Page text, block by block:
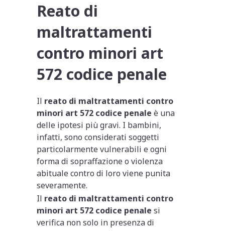
Reato di
maltrattamenti
contro minori art
572 codice penale
Il reato di maltrattamenti contro
minori art 572 codice penale è una
delle ipotesi più gravi. I bambini,
infatti, sono considerati soggetti
particolarmente vulnerabili e ogni
forma di sopraffazione o violenza
abituale contro di loro viene punita
severamente.
Il reato di maltrattamenti contro
minori art 572 codice penale si
verifica non solo in presenza di